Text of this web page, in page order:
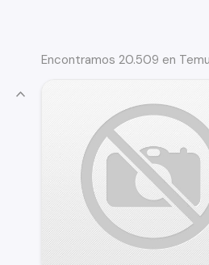
Encontramos 20.509 en